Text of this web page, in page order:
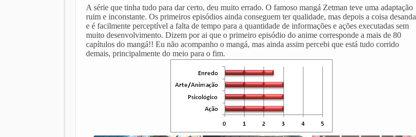
A série que tinha tudo para dar certo, deu muito errado. O famoso mangá Zetman teve uma adaptação
ruim e inconstante. Os primeiros episódios ainda conseguem ter qualidade, mas depois a coisa desanda
e é facilmente perceptível a falta de tempo para a quantidade de informações e ações executadas sem
muito desenvolvimento. Dizem por ai que o primeiro episódio do anime corresponde a mais de 80
capítulos do mangá!! Eu não acompanho o mangá, mas ainda assim percebi que está tudo corrido
demais, principalmente do meio para o fim.